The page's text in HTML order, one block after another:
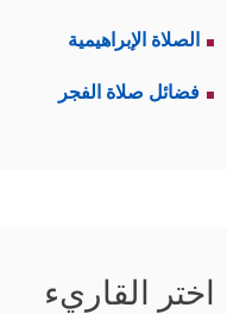
الصلاة الإبراهيمية
فضائل صلاة الفجر
اختر القاريء